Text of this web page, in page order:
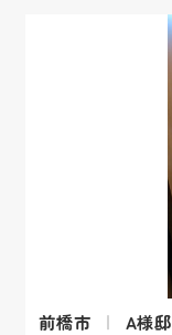
前橋市 A様邸